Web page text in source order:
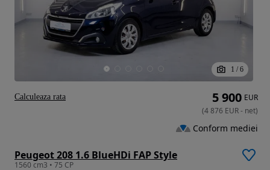
1 / 6
Peugeot 208 1.6 BlueHDi FAP Style
1560 cm3 • 75 CP
5 900 EUR
(4 876 EUR- net)
Conform mediei
Calculeaza rata